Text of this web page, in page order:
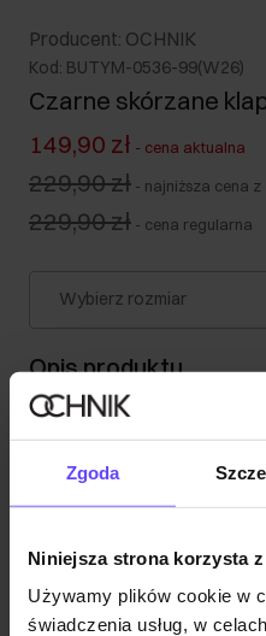
Zgoda
Niniejsza strona korzysta
Używamy plików cookie w
świadczenia usług, w
Producent: OCHNIK
Kod: BUTYM-0536-99(W26)
Czarne skórzane
149,90 zł - cena aktualna
229,90 zł - najniższa cena
229,90 zł - cena regularna
Wybierz rozmiar
Opis produktu
Szczegóły
Opinie